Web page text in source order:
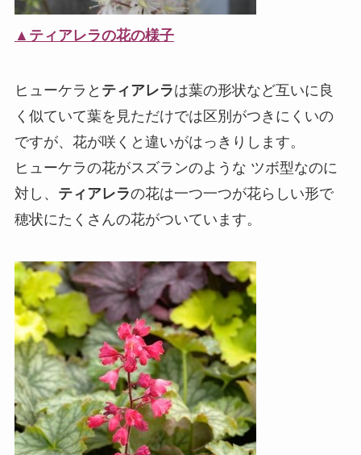
▲ティアレラの花の様子
ヒューケラと ティアレラは葉の形状など互いに良
く似ていて葉を見ただけでは区別がつきにくいの
ですが、花が咲くと違いがはっきりします。
ヒューケラの花がスズランのような ツボ型なのに
対し、 ティアレラの花は一つ一つが花らしい形で
穂状にたくさんの花がついています。